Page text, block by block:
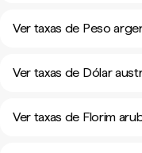
Ver taxas de Peso
Ver taxas de Dólar
Ver taxas de Florim